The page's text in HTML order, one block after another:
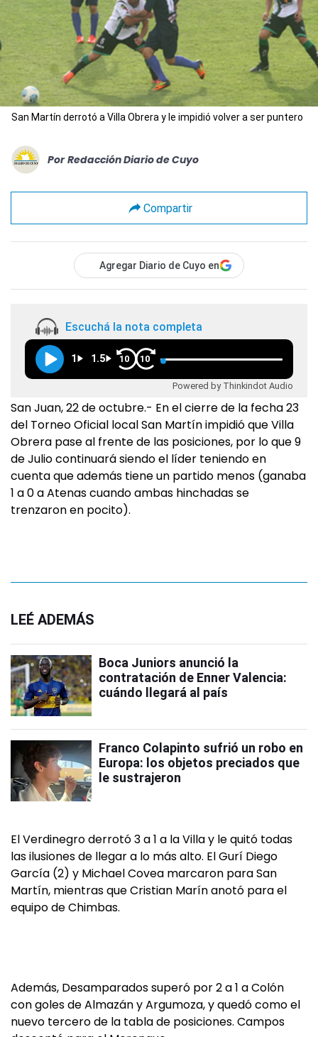
San Martín derrotó a Villa Obrera y le impidió volver a ser puntero
Por Redacción Diario de Cuyo
Compartir
Agregar Diario de Cuyo en
Escuchá la nota completa
1 1.5 10 10
Powered by Thinkindot Audio
San Juan, 22 de octubre.- En el cierre de la fecha 23
del Torneo Oficial local San Martín impidió que Villa
Obrera pase al frente de las posiciones, por lo que 9
de Julio continuará siendo el líder teniendo en
cuenta que además tiene un partido menos (ganaba
1 a 0 a Atenas cuando ambas hinchadas se
trenzaron en pocito).
LEÉ ADEMÁS
Boca Juniors anunció la
contratación de Enner Valencia:
cuándo llegará al país
Franco Colapinto sufrió un robo en
Europa: los objetos preciados que
le sustrajeron
El Verdinegro derrotó 3 a 1 a la Villa y le quitó todas
las ilusiones de llegar a lo más alto. El Gurí Diego
García (2) y Michael Covea marcaron para San
Martín, mientras que Cristian Marín anotó para el
equipo de Chimbas.
Además, Desamparados superó por 2 a 1 a Colón
con goles de Almazán y Argumoza, y quedó como el
nuevo tercero de la tabla de posiciones. Campos